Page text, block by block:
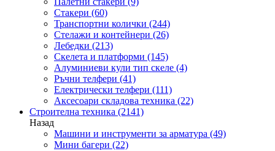
Стакери (60)
Транспортни колички (244)
Стелажи и контейнери (26)
Лебедки (213)
Скелета и платформи (145)
Алуминиеви кули тип скеле (4)
Ръчни телфери (41)
Електрически телфери (111)
Аксесоари складова техника (22)
Строителна техника (2141)
Назад
Машини и инструменти за арматура (49)
Мини багери (22)